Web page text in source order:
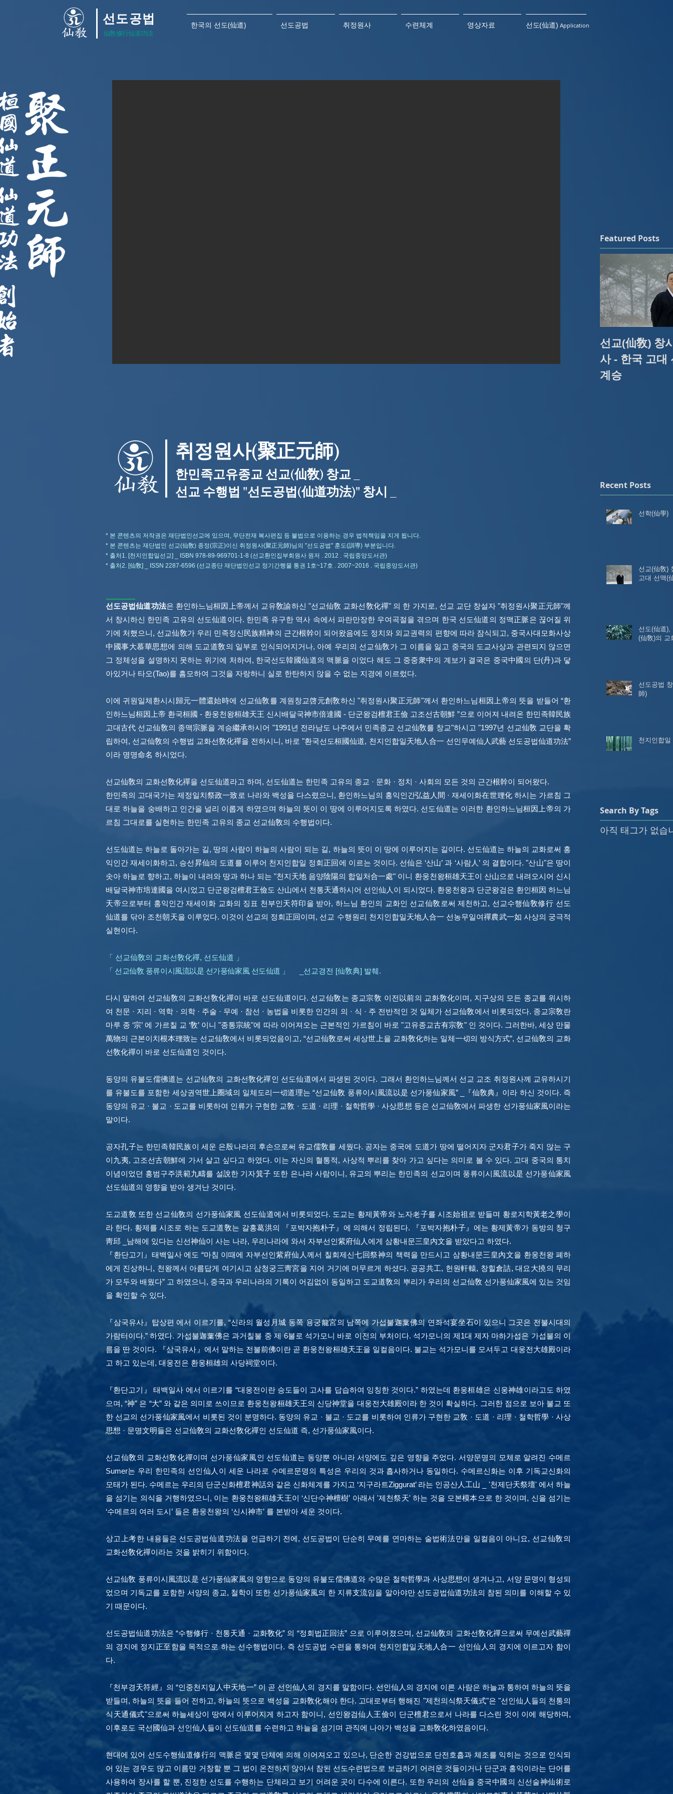
선도공법
仙敎修行仙道功法
한국의 선도(仙道) 선도공법 취정원사 수련체계 영상자료 ​선도(仙道) Application
Featured Posts
선교(仙敎) 창
사 - 한국 고대
계승
취정원사(聚正元師)
한민족고유종교 선교(仙敎) 창교 _
선교 수행법 "선도공법(仙道功法)" 창시 _
* 본 콘텐츠의 저작권은 재단법인선교에 있으며, 무단전재 복사편집 등 불법으로 이용하는 경우 법적책임을 지게 됩니다.
* 본 콘텐츠는 재단법인 선교(仙敎) 종정(宗正)이신 취정원사(聚正元師)님의 "선도공법" 훈도(訓導) 부분입니다.
* 출처1. [천지인합일선교] _ ISBN 978-89-969701-1-8 (선교환인집부회원사 원저 . 2012 . 국립중앙도서관)
* 출처2. [仙敎] _ ISSN 2287-6596 (선교종단 재단법인선교 정기간행물 통권 1호~17호 . 2007~2016 . 국립중앙도서관)
선도공법仙道功法은 환인하느님桓因上帝께서 교유敎諭하신 "선교仙敎 교화선敎化禪" 의 한 가지로, 선교 교단 창설자 "취정원사聚正元師"께
서 창시하신 한민족 고유의 선도仙道이다. 한민족 유구한 역사 속에서 파란만장한 우여곡절을 겪으며 한국 선도仙道의 정맥正脈은 끊어질 위
기에 처했으니, 선교仙敎가 우리 민족정신民族精神의 근간根幹이 되어왔음에도 정치와 외교권력의 편향에 따라 잠식되고, 중국사대모화사상
中國事大慕華思想에 의해 도교道敎의 일부로 인식되어지거나, 아예 우리의 선교仙敎가 그 이름을 잃고 중국의 도교사상과 관련되지 않으면
그 정체성을 설명하지 못하는 위기에 처하여, 한국선도韓國仙道의 맥脈을 이었다 해도 그 중중衆中의 계보가 결국은 중국中國의 단(丹)과 닿
아있거나 타오(Tao)를 흠모하여 그것을 자랑하니 실로 한탄하지 않을 수 없는 지경에 이르렀다.
이에 귀원일체환시시歸元一體還始時에 선교仙敎를 계원창교啓元創敎하신 "취정원사聚正元師"께서 환인하느님桓因上帝의 뜻을 받들어 “환
인하느님桓因上帝 환국桓國 - 환웅천왕桓雄天王 신시배달국神市倍達國 - 단군왕검檀君王儉 고조선古朝鮮 ”으로 이어져 내려온 한민족韓民族
고대古代 선교仙敎의 종맥宗脈을 계승繼承하시어 "1991년 전라남도 나주에서 민족종교 선교仙敎를 창교"하시고 "1997년 선교仙敎 교단을 확
립하여, 선교仙敎의 수행법 교화선敎化禪을 전하시니, 바로 "환국선도桓國仙道, 천지인합일天地人合一 선인무예仙人武藝 선도공법仙道功法”
이라 명명命名 하시었다.
선교仙敎의 교화선敎化禪을 선도仙道라고 하며, 선도仙道는 한민족 고유의 종교 · 문화 · 정치 · 사회의 모든 것의 근간根幹이 되어왔다.
한민족의 고대국가는 제정일치祭政一致로 나라와 백성을 다스렸으니, 환인하느님의 홍익인간弘益人間 · 재세이화在世理化 하시는 가르침 그
대로 하늘을 숭배하고 인간을 널리 이롭게 하였으며 하늘의 뜻이 이 땅에 이루어지도록 하였다. 선도仙道는 이러한 환인하느님桓因上帝의 가
르침 그대로를 실현하는 한민족 고유의 종교 선교仙敎의 수행법이다.
선도仙道는 하늘로 돌아가는 길, 땅의 사람이 하늘의 사람이 되는 길, 하늘의 뜻이 이 땅에 이루어지는 길이다. 선도仙道는 하늘의 교화로써 홍
익인간 재세이화하고, 승선昇仙의 도道를 이루어 천지인합일 정회正回에 이르는 것이다. 선仙은 ‘산山’ 과 ‘사람人’ 의 결합이다. "산山"은 땅이
솟아 하늘로 향하고, 하늘이 내려와 땅과 하나 되는 "천지天地 음양陰陽의 합일처合一處" 이니 환웅천왕桓雄天王이 산山으로 내려오시어 신시
배달국神市培達國을 여시었고 단군왕검檀君王儉도 산山에서 천통天通하시어 선인仙人이 되시었다. 환웅천왕과 단군왕검은 환인桓因 하느님
天帝으로부터 홍익인간 재세이화 교화의 징표 천부인天符印을 받아, 하느님 환인의 교화인 선교仙敎로써 제천하고, 선교수행仙敎修行 선도
仙道를 닦아 조천朝天을 이루었다. 이것이 선교의 정회正回이며, 선교 수행원리 천지인합일天地人合一 선농무일여禪農武一如 사상의 궁극적
실현이다.
「 선교仙敎의 교화선敎化禪, 선도仙道 」
「 선교仙敎 풍류이시風流以是 선가풍仙家風 선도仙道 」
_선교경전 [仙敎典] 발췌.
다시 말하여 선교仙敎의 교화선敎化禪이 바로 선도仙道이다. 선교仙敎는 종교宗敎 이전以前의 교화敎化이며, 지구상의 모든 종교를 위시하
여 천문 · 지리 · 역학 · 의학 · 주술 · 무예 · 참선 · 농법을 비롯한 인간의 의 · 식 · 주 전반적인 것 일체가 선교仙敎에서 비롯되었다. 종교宗敎란
마루 종 ‘宗’ 에 가르칠 교 ‘敎’ 이니 "종통宗統"에 따라 이어져오는 근본적인 가르침이 바로 "고유종교古有宗敎" 인 것이다. 그러한바, 세상 만물
萬物의 근본이치根本理致는 선교仙敎에서 비롯되었음이고, “선교仙敎로써 세상世上을 교화敎化하는 일체一切의 방식方式”, 선교仙敎의 교화
선敎化禪이 바로 선도仙道인 것이다.
동양의 유불도儒彿道는 선교仙敎의 교화선敎化禪인 선도仙道에서 파생된 것이다. 그래서 환인하느님께서 선교 교조 취정원사께 교유하시기
를 유불도를 포함한 세상권역世上圈域의 일체도리一切道理는 “선교仙敎 풍류이시風流以是 선가풍仙家風” _『仙敎典』이라 하신 것이다. 즉
동양의 유교 · 불교 · 도교를 비롯하여 인류가 구현한 교敎 · 도道 · 리理 · 철학哲學 · 사상思想 등은 선교仙敎에서 파생한 선가풍仙家風이라는
말이다.
공자孔子는 한민족韓民族이 세운 은殷나라의 후손으로써 유교儒敎를 세웠다. 공자는 중국에 도道가 땅에 떨어지자 군자君子가 죽지 않는 구
이九夷, 고조선古朝鮮에 가서 살고 싶다고 하였다. 이는 자신의 혈통적, 사상적 뿌리를 찾아 가고 싶다는 의미로 볼 수 있다. 고대 중국의 통치
이념이었던 홍범구주洪範九疇를 설說한 기자箕子 또한 은나라 사람이니, 유교의 뿌리는 한민족의 선교이며 풍류이시風流以是 선가풍仙家風
선도仙道의 영향을 받아 생겨난 것이다.
도교道敎 또한 선교仙敎의 선가풍仙家風 선도仙道에서 비롯되었다. 도교는 황제黃帝와 노자老子를 시조始祖로 받들며 황로지학黃老之學이
라 한다. 황제를 시조로 하는 도교道敎는 갈홍葛洪의 『포박자抱朴子』에 의해서 정립된다. 『포박자抱朴子』에는 황제黃帝가 동방의 청구
靑邱 _남해에 있다는 신선神仙이 사는 나라, 우리나라에 와서 자부선인紫府仙人에게 삼황내문三皇內文을 받았다고 하였다.
『환단고기』태백일사 에도 “마침 이때에 자부선인紫府仙人께서 칠회제신七回祭神의 책력을 만드시고 삼황내문三皇內文을 환웅천왕 폐하
에게 진상하니, 천왕께서 아름답게 여기시고 삼청궁三靑宮을 지어 거기에 머무르게 하셨다. 공공共工, 헌원軒轅, 창힐倉詰, 대요大撓의 무리
가 모두와 배웠다” 고 하였으니, 중국과 우리나라의 기록이 어김없이 동일하고 도교道敎의 뿌리가 우리의 선교仙敎 선가풍仙家風에 있는 것임
을 확인할 수 있다.
『삼국유사』탑상편 에서 이르기를, “신라의 월성月城 동쪽 용궁龍宮의 남쪽에 가섭불迦葉佛의 연좌석宴坐石이 있으니 그곳은 전불시대의
가람터이다.” 하였다. 가섭불迦葉佛은 과거칠불 중 제 6불로 석가모니 바로 이전의 부처이다. 석가모니의 제1대 제자 마하가섭은 가섭불의 이
름을 딴 것이다. 『삼국유사』에서 말하는 전불前佛이란 곧 환웅천왕桓雄天王을 일컬음이다. 불교는 석가모니를 모셔두고 대웅전大雄殿이라
고 하고 있는데, 대웅전은 환웅桓雄의 사당祠堂이다.
『환단고기』 태백일사 에서 이르기를 “대웅전이란 승도들이 고사를 답습하여 잉칭한 것이다.” 하였는데 환웅桓雄은 신웅神雄이라고도 하였
으며, “神” 은 “大” 와 같은 의미로 쓰이므로 환웅천왕桓雄天王의 신당神堂을 대웅전大雄殿이라 한 것이 확실하다. 그러한 점으로 보아 불교 또
한 선교의 선가풍仙家風에서 비롯된 것이 분명하다. 동양의 유교 · 불교 · 도교를 비롯하여 인류가 구현한 교敎 · 도道 · 리理 · 철학哲學 · 사상
思想 · 문명文明들은 선교仙敎의 교화선敎化禪인 선도仙道 즉, 선가풍仙家風이다.
선교仙敎의 교화선敎化禪이며 선가풍仙家風인 선도仙道는 동양뿐 아니라 서양에도 깊은 영향을 주었다. 서양문명의 모체로 알려진 수메르
Sumer는 우리 한민족의 선인仙人이 세운 나라로 수메르문명의 특성은 우리의 것과 흡사하거나 동일하다. 수메르신화는 이후 기독교신화의
모태가 된다. 수메르는 우리의 단군신화檀君神話와 같은 신화체계를 가지고 ‘지구라트Ziggurat’ 라는 인공산人工山 _ '천제단天祭壇' 에서 하늘
을 섬기는 의식을 거행하였으니, 이는 환웅천왕桓雄天王이 ‘신단수神檀樹’ 아래서 '제천祭天' 하는 것을 모본模本으로 한 것이며, 신을 섬기는
‘수메르의 여러 도시’ 들은 환웅천왕의 ‘신시神市’ 를 본받아 세운 것이다.
상고上考한 내용들은 선도공법仙道功法을 언급하기 전에, 선도공법이 단순히 무예를 연마하는 술법術法만을 일컬음이 아니요, 선교仙敎의
교화선敎化禪이라는 것을 밝히기 위함이다.
선교仙敎 풍류이시風流以是 선가풍仙家風의 영향으로 동양의 유불도儒佛道와 수많은 철학哲學과 사상思想이 생겨나고, 서양 문명이 형성되
었으며 기독교를 포함한 서양의 종교, 철학이 또한 선가풍仙家風의 한 지류支流임을 알아야만 선도공법仙道功法의 참된 의미를 이해할 수 있
기 때문이다.
선도공법仙道功法은 “수행修行 · 천통天通 · 교화敎化” 의 “정회법正回法” 으로 이루어졌으며, 선교仙敎의 교화선敎化禪으로써 무예선武藝禪
의 경지에 정지正至함을 목적으로 하는 선수행법이다. 즉 선도공법 수련을 통하여 천지인합일天地人合一 선인仙人의 경지에 이르고자 함이
다.
『천부경天符經』의 “인중천지일人中天地一” 이 곧 선인仙人의 경지를 말함이다. 선인仙人의 경지에 이른 사람은 하늘과 통하여 하늘의 뜻을
받들며, 하늘의 뜻을 들어 전하고, 하늘의 뜻으로 백성을 교화敎化해야 한다. 고대로부터 행해진 "제천의식祭天儀式"은 "선인仙人들의 천통의
식天通儀式"으로써 하늘세상이 땅에서 이루어지게 하고자 함이니, 선인왕검仙人王儉이 단군檀君으로서 나라를 다스린 것이 이에 해당하며,
이후로도 국선國仙과 선인仙人들이 선도仙道를 수련하고 하늘을 섬기며 관직에 나아가 백성을 교화敎化하였음이다.
현대에 있어 선도수행仙道修行의 맥脈은 몇몇 단체에 의해 이어져오고 있으나, 단순한 건강법으로 단전호흡과 체조를 익히는 것으로 인식되
어 있는 경우도 많고 이름만 거창할 뿐 그 법이 온전하지 않아서 참된 선도수련법으로 보급하기 어려운 것들이거나 단군과 홍익이라는 단어를
사용하여 장사를 할 뿐, 진정한 선도를 수행하는 단체라고 보기 어려운 곳이 다수에 이른다. 또한 우리의 선仙을 중국中國의 신선술神仙術로
Recent Posts
선학(仙學)
선교(仙敎)
고대 선맥(
선도(仙道),
(仙敎)의 교
선도공법
師)
천지인합
Search By Tags
아직 태그가 없습